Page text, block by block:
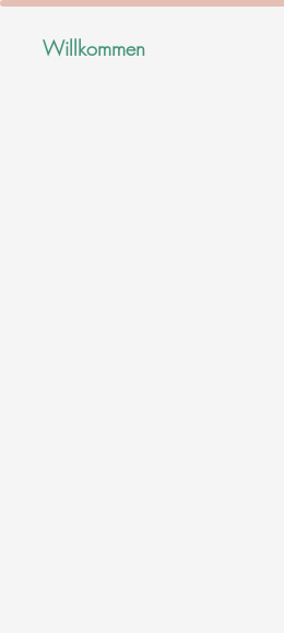
Willkommen